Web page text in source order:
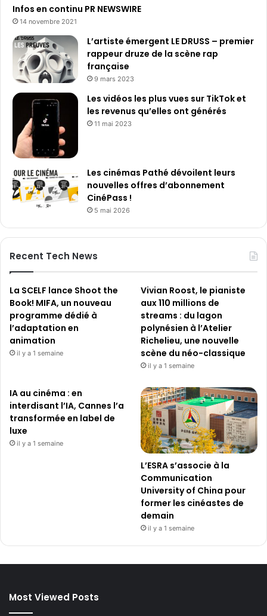
Infos en continu PR NEWSWIRE
14 novembre 2021
L’artiste émergent LE DRUSS – premier
rappeur druze de la scène rap
française
9 mars 2023
Les vidéos les plus vues sur TikTok et
les revenus qu’elles ont générés
11 mai 2023
Les cinémas Pathé dévoilent leurs
nouvelles offres d’abonnement
CinéPass !
5 mai 2026
Recent Tech News
La SCELF lance Shoot the
Book! MIFA, un nouveau
programme dédié à
l’adaptation en
animation
il y a 1 semaine
Vivian Roost, le pianiste
aux 110 millions de
streams : du lagon
polynésien à l’Atelier
Richelieu, une nouvelle
scène du néo-classique
il y a 1 semaine
IA au cinéma : en
interdisant l’IA, Cannes l’a
transformée en label de
luxe
il y a 1 semaine
L’ESRA s’associe à la
Communication
University of China pour
former les cinéastes de
demain
il y a 1 semaine
Most Viewed Posts